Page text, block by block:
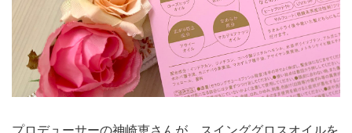
プロデューサーの神崎恵さんが、スインググロスオイルを